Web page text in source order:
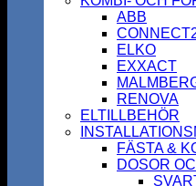
ABB
ELKO
EXXACT
RENOVA
ELTILLBEHÖR
FÄSTA &
DOSOR